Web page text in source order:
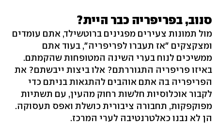
סנוב, בפריפריה כבר היית?
מול תמונות צעירים מפגינים ברוטשילד, אתם עומדים
ומצקצקים "אז תעברו לפריפריה", בעוד אתם
ממשיכים לנוח בערי השינה המטופחות שהקמתם.
באיזו פריפריה התגוררתם? אלו ביצות ייבשתם? את
הפריפריה בה אתם אוהבים להתגאות בניתם כדי
לקבור אוכלוסיות חלשות רחוק מהעין, עם תשתיות
מפוקפקות, תחבורה ציבורית כושלת ואפס תעסוקה.
הן לא נבנו כאלטרנטיבה לערי המרכז.